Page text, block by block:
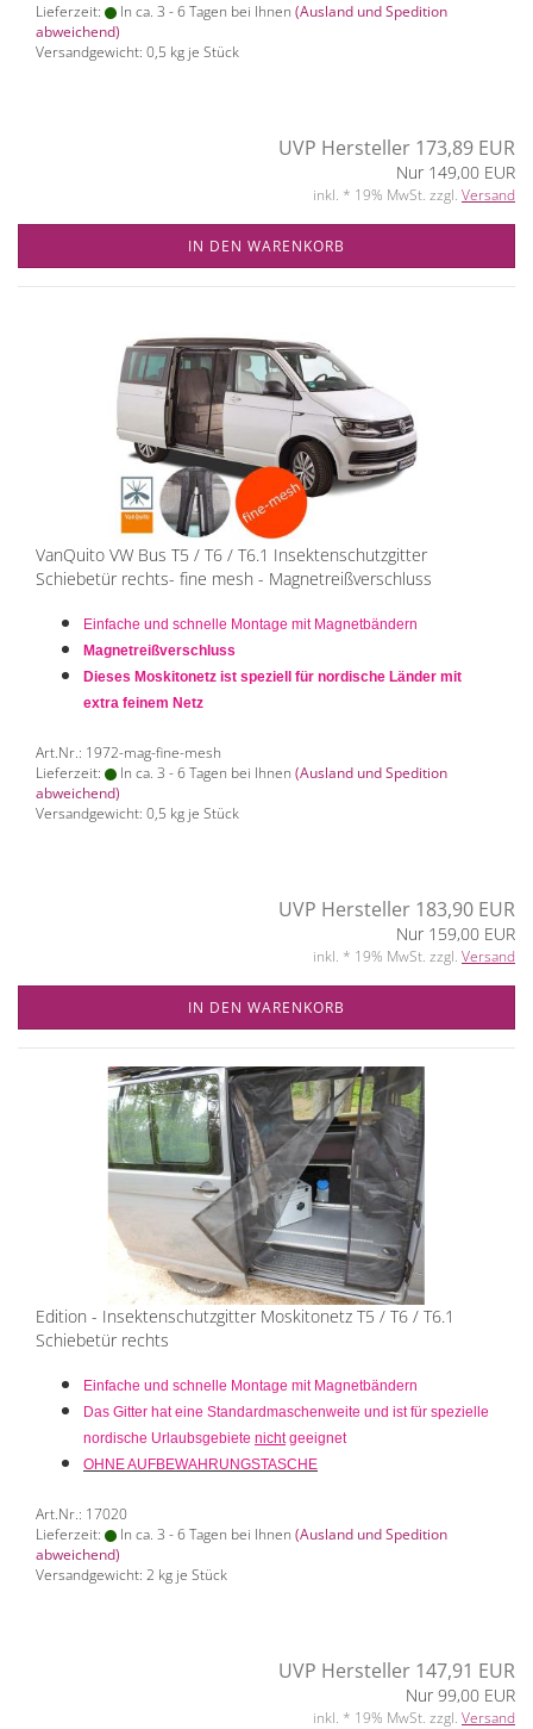
Lieferzeit:
In ca. 3 - 6 Tagen bei Ihnen (Ausland und Spedition
abweichend)
Versandgewicht: 0,5 kg je Stück
UVP Hersteller 173,89 EUR
Nur 149,00 EUR
inkl. * 19% MwSt. zzgl. Versand
IN DEN WARENKORB
VanQuito VW Bus T5 / T6 / T6.1 Insektenschutzgitter
Schiebetür rechts- fine mesh - Magnetreißverschluss
Einfache und schnelle Montage mit Magnetbändern
Magnetreißverschluss
Dieses Moskitonetz ist speziell für nordische Länder mit
extra feinem Netz
Art.Nr.: 1972-mag-fine-mesh
Lieferzeit:
In ca. 3 - 6 Tagen bei Ihnen (Ausland und Spedition
abweichend)
Versandgewicht: 0,5 kg je Stück
UVP Hersteller 183,90 EUR
Nur 159,00 EUR
inkl. * 19% MwSt. zzgl. Versand
IN DEN WARENKORB
Edition - Insektenschutzgitter Moskitonetz T5 / T6 / T6.1
Schiebetür rechts
Einfache und schnelle Montage mit Magnetbändern
Das Gitter hat eine Standardmaschenweite und ist für spezielle
nordische Urlaubsgebiete nichtgeeignet
OHNE AUFBEWAHRUNGSTASCHE
Art.Nr.: 17020
Lieferzeit:
In ca. 3 - 6 Tagen bei Ihnen (Ausland und Spedition
abweichend)
Versandgewicht: 2 kg je Stück
UVP Hersteller 147,91 EUR
Nur 99,00 EUR
inkl. * 19% MwSt. zzgl. Versand